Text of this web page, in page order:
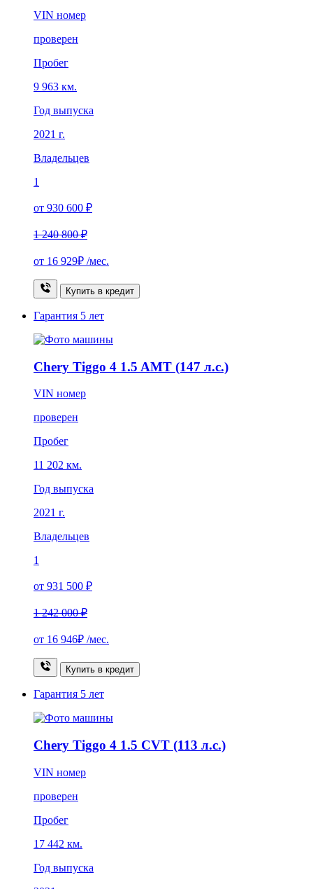
VIN номер
проверен
Пробег
9 963 км.
Год выпуска
2021 г.
Владельцев
1
от 930 600 ₽
1 240 800 ₽
от 16 929₽ /мес.
Купить в кредит
Гарантия 5 лет
Chery Tiggo 4 1.5 AMT (147 л.с.)
VIN номер
проверен
Пробег
11 202 км.
Год выпуска
2021 г.
Владельцев
1
от 931 500 ₽
1 242 000 ₽
от 16 946₽ /мес.
Купить в кредит
Гарантия 5 лет
Chery Tiggo 4 1.5 CVT (113 л.с.)
VIN номер
проверен
Пробег
17 442 км.
Год выпуска